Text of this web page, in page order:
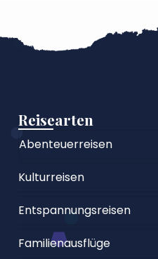
Reisearten
Abenteuerreisen
Kulturreisen
Entspannungsreisen
Familienausflüge